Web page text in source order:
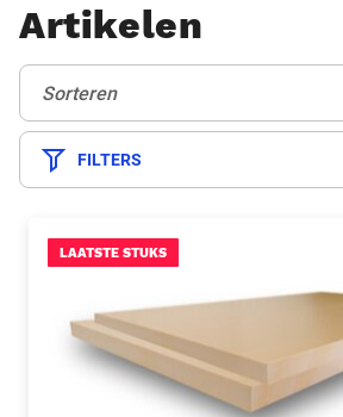
Artikelen
Sorteren:
Sorteren
FILTERS
LAATSTE STUKS